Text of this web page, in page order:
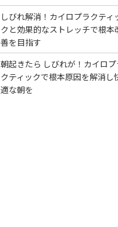
しびれ解消！カイロプラクティ
クと効果的なストレッチで根本
善を目指す
朝起きたら しびれが！カイロプ
クティックで根本原因を解消し
適な朝を